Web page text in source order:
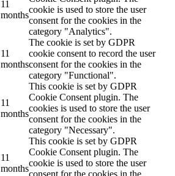
11
months
cookie is used to store the user
consent for the cookies in the
category "Analytics".
11
months
The cookie is set by GDPR
cookie consent to record the user
consent for the cookies in the
category "Functional".
11
months
This cookie is set by GDPR
Cookie Consent plugin. The
cookies is used to store the user
consent for the cookies in the
category "Necessary".
11
months
This cookie is set by GDPR
Cookie Consent plugin. The
cookie is used to store the user
consent for the cookies in the